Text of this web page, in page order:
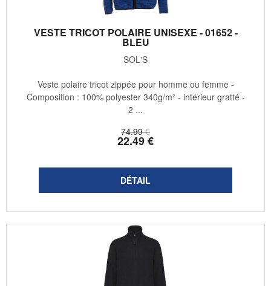
VESTE TRICOT POLAIRE UNISEXE - 01652 -
BLEU
SOL'S
74.99 €
22.49€
Veste polaire tricot zippée pour homme ou femme -
Composition : 100% polyester 340g/m² - intérieur gratté -
2 ...